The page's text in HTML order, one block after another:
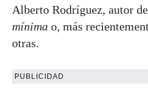
Alberto Rodríguez, autor de
mínima o, más
otras.
PUBLICIDAD